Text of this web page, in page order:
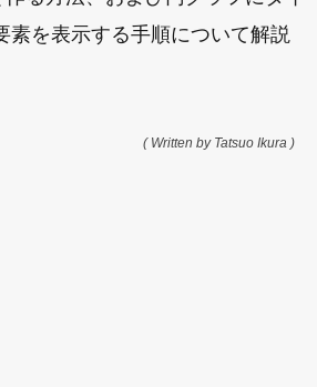
素を表示する手順について解説
( Written by Tatsuo Ikura )